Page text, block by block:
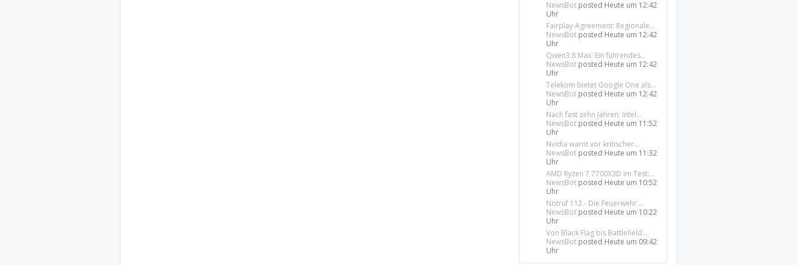
NewsBot posted Heute um 12:42
Uhr
Fairplay-Agreement: Regionale...
NewsBot posted Heute um 12:42
Uhr
Qwen3.8 Max: Ein führendes...
NewsBot posted Heute um 12:42
Uhr
Telekom bietet Google One als...
NewsBot posted Heute um 12:42
Uhr
Nach fast zehn Jahren: Intel...
NewsBot posted Heute um 11:52
Uhr
Nvidia warnt vor kritischer...
NewsBot posted Heute um 11:32
Uhr
AMD Ryzen 7 7700X3D im Test:...
NewsBot posted Heute um 10:52
Uhr
Notruf 112 - Die Feuerwehr...
NewsBot posted Heute um 10:22
Uhr
Von Black Flag bis Battlefield...
NewsBot posted Heute um 09:42
Uhr